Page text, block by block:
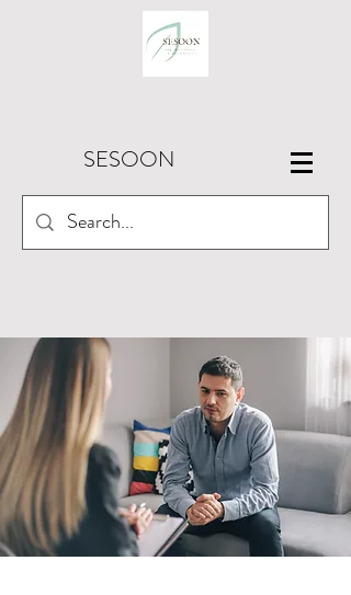
SESOON